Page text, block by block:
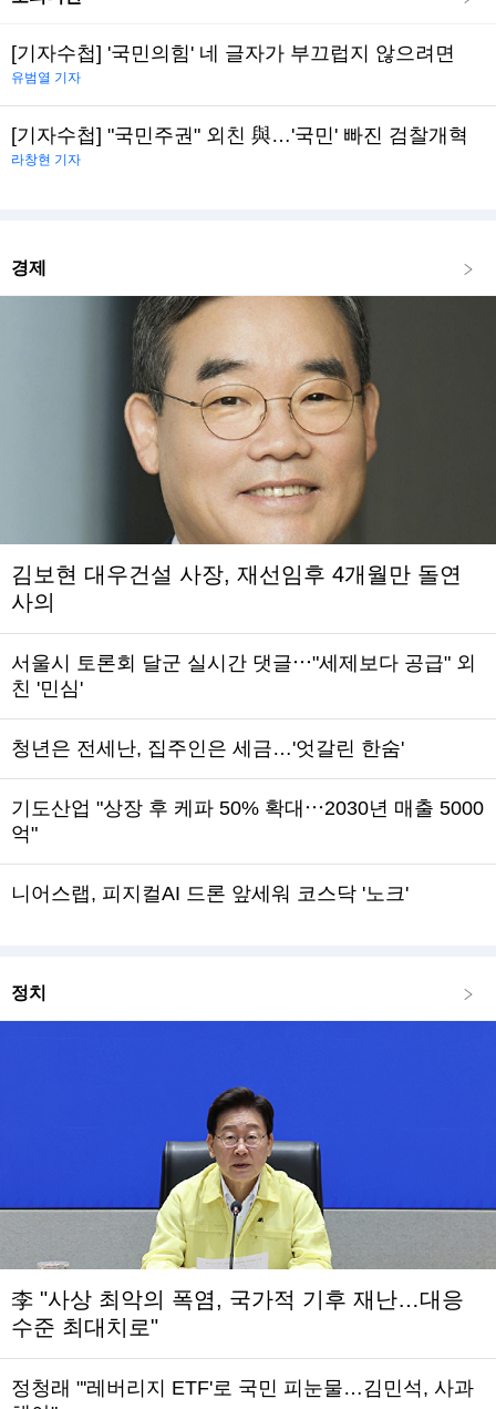
[기자수첩] '국민의힘' 네 글자가 부끄럽지 않으려면
유범열 기자
[기자수첩] "국민주권" 외친 與…'국민' 빠진 검찰개혁
라창현 기자
경제
김보현 대우건설 사장, 재선임후 4개월만 돌연
사의
서울시 토론회 달군 실시간 댓글⋯"세제보다 공급" 외
친 '민심'
청년은 전세난, 집주인은 세금…'엇갈린 한숨'
기도산업 "상장 후 케파 50% 확대⋯2030년 매출 5000
억"
니어스랩, 피지컬AI 드론 앞세워 코스닥 '노크'
정치
李 "사상 최악의 폭염, 국가적 기후 재난…대응
수준 최대치로"
정청래 "'레버리지 ETF'로 국민 피눈물…김민석, 사과